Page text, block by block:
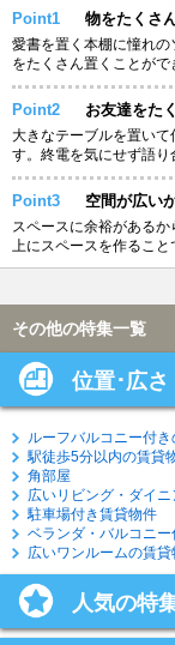
Point1 物をたくさ
愛書を置く本棚に憧れ
をたくさん置くことがで
Point2 お友達をた
大きなテーブルを置いて
す。終電を気にせず語り
Point3 空間が広い
スペースに余裕がある
上にスペースを作るこ
その他の特集一覧
位置･広さ
ルーフバルコニー付
駅徒歩5分以内の賃貸
角部屋
広いリビング・ダイ
駐車場付き賃貸物件
ベランダ・バルコニ
広いワンルームの賃貸
人気の特